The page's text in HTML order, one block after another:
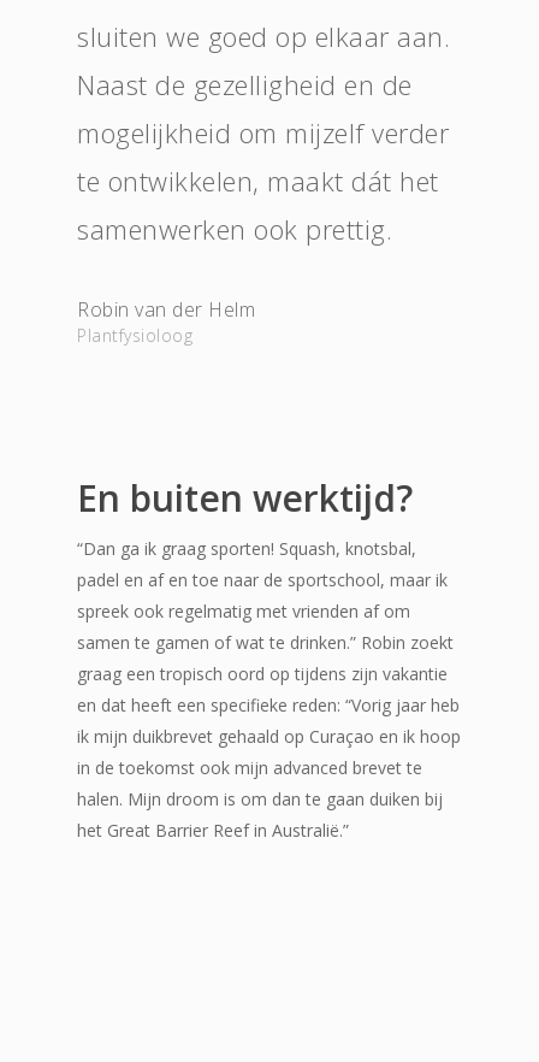
sluiten we goed op elkaar aan.
Naast de gezelligheid en de
mogelijkheid om mijzelf verder
te ontwikkelen, maakt dát het
samenwerken ook prettig.
Robin van der Helm
Plantfysioloog
En buiten werktijd?
“Dan ga ik graag sporten! Squash, knotsbal,
padel en af en toe naar de sportschool, maar ik
spreek ook regelmatig met vrienden af om
samen te gamen of wat te drinken.” Robin zoekt
graag een tropisch oord op tijdens zijn vakantie
en dat heeft een specifieke reden: “Vorig jaar heb
ik mijn duikbrevet gehaald op Curaçao en ik hoop
in de toekomst ook mijn advanced brevet te
halen. Mijn droom is om dan te gaan duiken bij
het Great Barrier Reef in Australië.”